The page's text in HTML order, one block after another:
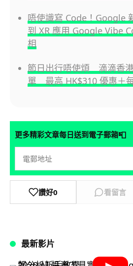
唔使識寫 Code！Google
到 XR 應用 Google Vibe
相
節日出行唔使煩 滴滴香
單 最高 HK$310 優惠＋
更多精彩文章每日送到電子郵箱📮
讚好0 看留言
最新影片